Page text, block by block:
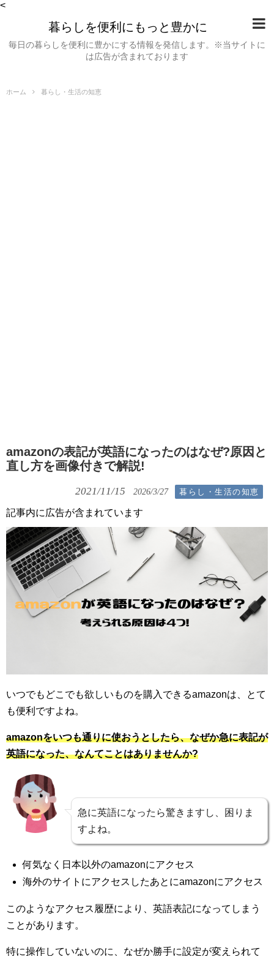
<
暮らしを便利にもっと豊かに
毎日の暮らしを便利に豊かにする情報を発信します。※当サイトに
は広告が含まれております
ホーム 暮らし・生活の知恵
amazonの表記が英語になったのはなぜ?原因と
直し方を画像付きで解説!
2021/11/15 2026/3/27 暮らし・生活の知恵
記事内に広告が含まれています
いつでもどこでも欲しいものを購入できるamazonは、とて
も便利ですよね。
amazonをいつも通りに使おうとしたら、なぜか急に表記が
英語になった、なんてことはありませんか?
急に英語になったら驚きますし、困りま
すよね。
何気なく日本以外のamazonにアクセス
海外のサイトにアクセスしたあとにamazonにアクセス
このようなアクセス履歴により、英語表記になってしまう
ことがあります。
特に操作していないのに、なぜか勝手に設定が変えられて